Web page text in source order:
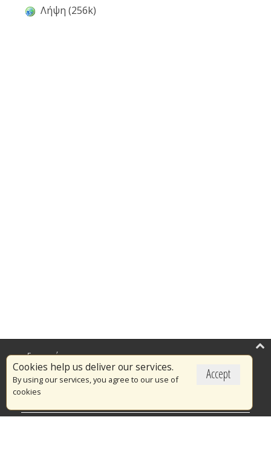
Λήψη (256k)
Accept
Cookies help us deliver our services.
By using our services, you agree to our use of
cookies
Επικαιρότητα
Το Πυροσβεστικό Σώμα